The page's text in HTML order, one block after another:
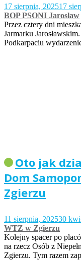
17 sierpnia, 202517
BOP PSONI Jarosław
Przez cztery dni
Jarmarku
Podkarpaciu
Oto jak
Dom
Zgierzu
11 sierpnia, 202530
WTZ w Zgierzu
Kolejny spacer po
na rzecz Osób z
Zgierzu. Tym razem